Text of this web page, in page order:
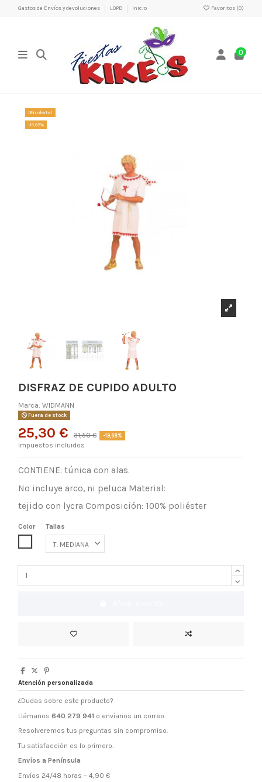
Gastos de Envíos y devoluciones LOPD Inicio Favoritos (0)
0
¡En oferta!
-19,68%
DISFRAZ DE CUPIDO ADULTO
Marca: WIDMANN
Fuera de stock
25,30 € 31,50 € -19,68%
Impuestos incluidos
CONTIENE: túnica con alas.
No incluye arco, ni peluca Material:
tejido con lycra Composición: 100% poliéster
Color
COLOR ÚNICO
Tallas
Atención personalizada
¿Dudas sobre este producto?
Llámanos640 279 941 o envíanos un correo.
Resolveremos tus preguntas sin compromiso.
Tu satisfacción es lo primero.
Envíos a Península
Envíos 24/48 horas – 4,90 €